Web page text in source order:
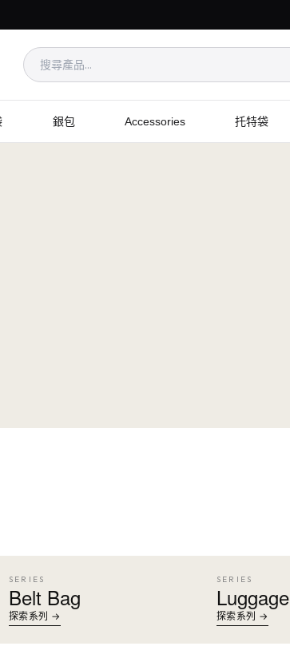
銀包 Accessories 托特袋
SERIES
Belt Bag
探索系列 →
SERIES
Luggage
探索系列 →